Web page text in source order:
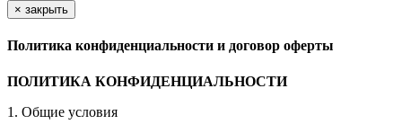
× закрыть
Политика конфиденциальности и договор оферты
ПОЛИТИКА КОНФИДЕНЦИАЛЬНОСТИ
1. Общие условия